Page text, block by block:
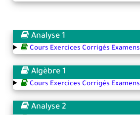
Analyse 1
Cours Exercices Corrigés Examens
Algèbre 1
Cours Exercices Corrigés Examens
Analyse 2